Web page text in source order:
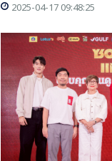
2025-04-17 09:48:25